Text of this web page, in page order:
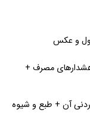
و عکس
هشدارهای مصرف +
آن + طبع و شیوه